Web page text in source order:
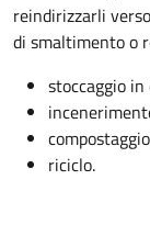
reindirizzarli
di smaltimento o
stoccaggio in
riciclo.